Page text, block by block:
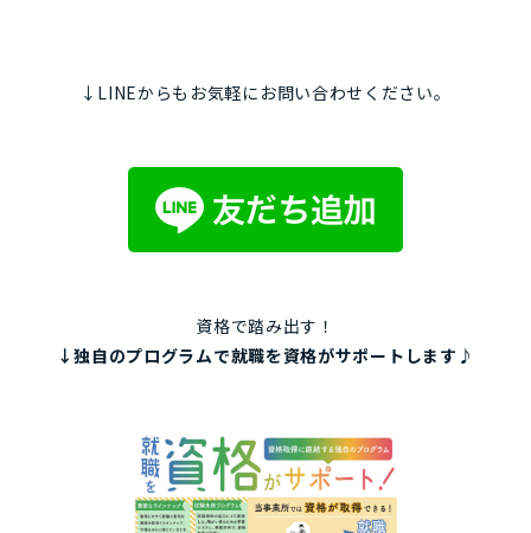
↓LINEからもお気軽にお問い合わせください。
資格で踏み出す！
↓独自のプログラムで就職を資格がサポートします♪